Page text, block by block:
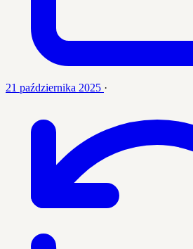
21 października 2025 ·